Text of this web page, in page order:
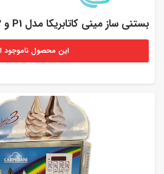
بستنی ساز مینی کاتابریکا مدل P1 و P3
این محصول